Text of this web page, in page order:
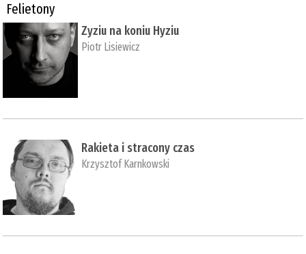
Felietony
Zyziu na koniu Hyziu
Piotr Lisiewicz
Rakieta i stracony czas
Krzysztof Karnkowski